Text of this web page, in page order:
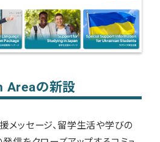
Areaの新設
メッセージ、留学生活や学びの